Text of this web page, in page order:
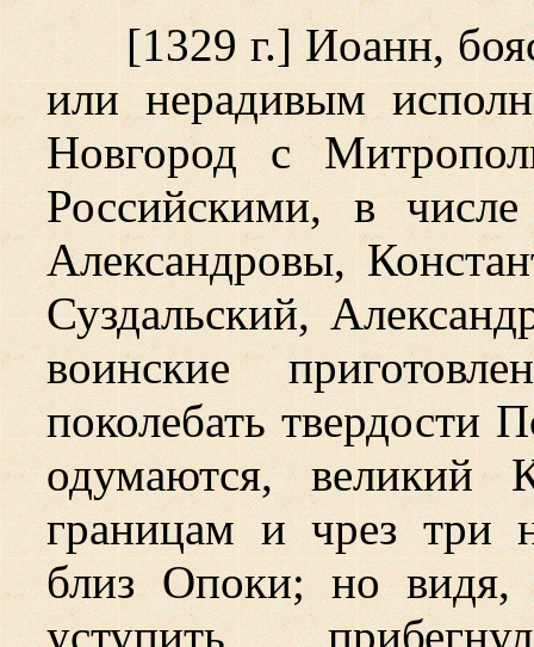
[1329 г.] Иоанн,
или нерадивым
Новгород с
Российскими, в
Александровы,
Суздальский,
воинские
поколебать твердости
одумаются,
границам и чрез три
близ Опоки; но видя,
уступить,